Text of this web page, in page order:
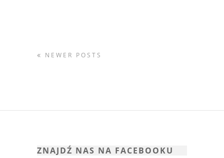
NEWER POSTS
ZNAJDŹ NAS NA FACEBOOKU